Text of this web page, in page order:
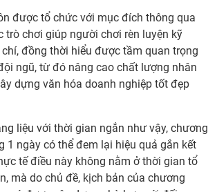
được tổ chức với mục đích thông qua
trò chơi giúp người chơi rèn luyện kỹ
đồng thời hiểu được tầm quan trọng
ngũ, từ đó nâng cao chất lượng nhân
dựng văn hóa doanh nghiệp tốt đẹp
liệu với thời gian ngắn như vậy, chương
1 ngày có thể đem lại hiệu quả gắn kết
tế điều này không nằm ở thời gian tổ
mà do chủ đề, kịch bản của chương